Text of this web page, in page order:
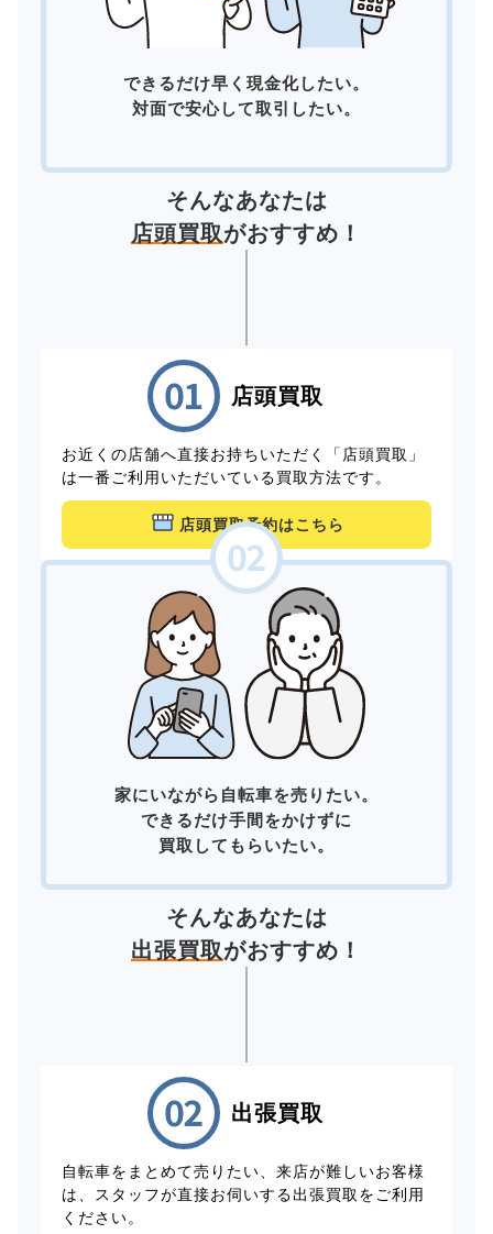
できるだけ早く現金化したい。
対面で安心して取引したい。
そんなあなたは
店頭買取がおすすめ！
店頭買取
お近くの店舗へ直接お持ちいただく「店頭買取」
は一番ご利用いただいている買取方法です。
店頭買取予約はこちら
家にいながら自転車を売りたい。
できるだけ手間をかけずに
買取してもらいたい。
そんなあなたは
出張買取がおすすめ！
出張買取
自転車をまとめて売りたい、来店が難しいお客様
は、スタッフが直接お伺いする出張買取をご利用
ください。